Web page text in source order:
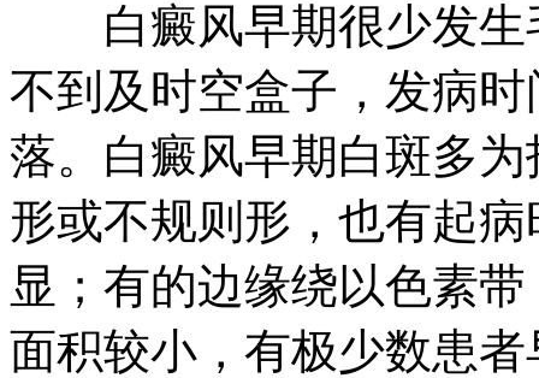
白癜风早期很少发生
不到及时空盒子，发病
落。白癜风早期白斑多
形或不规则形，也有起
显；有的边缘绕以色素
面积较小，有极少数患